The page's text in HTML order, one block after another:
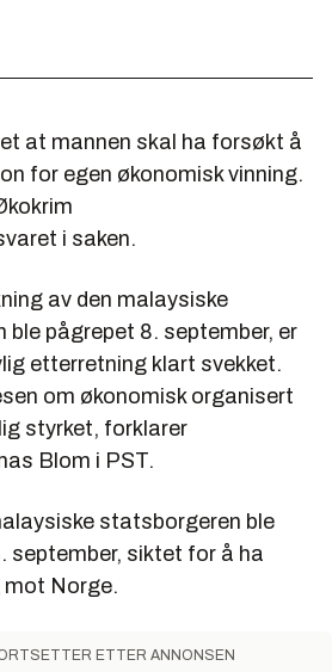
at mannen skal ha forsøkt å
for egen økonomisk vinning.
i saken.
av den malaysiske
pågrepet 8. september, er
etterretning klart svekket.
om økonomisk organisert
styrket, forklarer
Blom i PST.
statsborgeren ble
september, siktet for å ha
Norge.
ETTER ANNONSEN